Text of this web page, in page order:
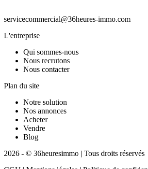
servicecommercial@36heures-immo.com
L'entreprise
Qui sommes-nous
Nous recrutons
Nous contacter
Plan du site
Notre solution
Nos annonces
Acheter
Vendre
Blog
2026 - © 36heuresimmo | Tous droits réservés